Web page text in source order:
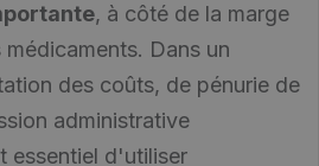
, à côté de la marge
Dans un
des coûts, de pénurie de
administrative
essentiel d'utiliser